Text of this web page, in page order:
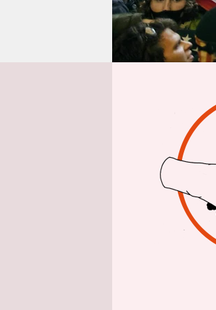
epaper login